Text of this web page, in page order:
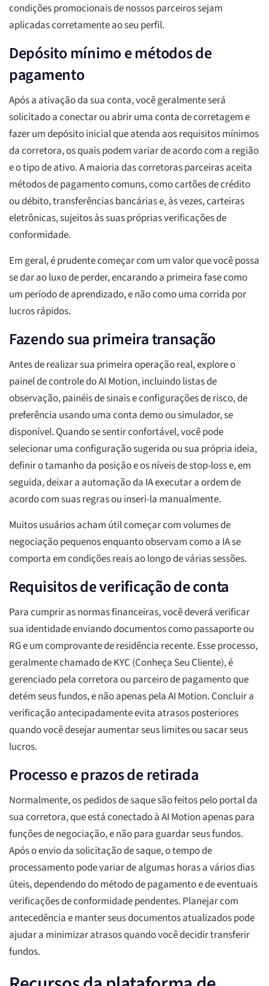
condições promocionais de nossos parceiros sejam
aplicadas corretamente ao seu perfil.
Depósito mínimo e métodos de
pagamento
Após a ativação da sua conta, você geralmente será
solicitado a conectar ou abrir uma conta de corretagem e
fazer um depósito inicial que atenda aos requisitos mínimos
da corretora, os quais podem variar de acordo com a região
e o tipo de ativo. A maioria das corretoras parceiras aceita
métodos de pagamento comuns, como cartões de crédito
ou débito, transferências bancárias e, às vezes, carteiras
eletrônicas, sujeitos às suas próprias verificações de
conformidade.
Em geral, é prudente começar com um valor que você possa
se dar ao luxo de perder, encarando a primeira fase como
um período de aprendizado, e não como uma corrida por
lucros rápidos.
Fazendo sua primeira transação
Antes de realizar sua primeira operação real, explore o
painel de controle do AI Motion, incluindo listas de
observação, painéis de sinais e configurações de risco, de
preferência usando uma conta demo ou simulador, se
disponível. Quando se sentir confortável, você pode
selecionar uma configuração sugerida ou sua própria ideia,
definir o tamanho da posição e os níveis de stop-loss e, em
seguida, deixar a automação da IA executar a ordem de
acordo com suas regras ou inseri-la manualmente.
Muitos usuários acham útil começar com volumes de
negociação pequenos enquanto observam como a IA se
comporta em condições reais ao longo de várias sessões.
Requisitos de verificação de conta
Para cumprir as normas financeiras, você deverá verificar
sua identidade enviando documentos como passaporte ou
RG e um comprovante de residência recente. Esse processo,
geralmente chamado de KYC (Conheça Seu Cliente), é
gerenciado pela corretora ou parceiro de pagamento que
detém seus fundos, e não apenas pela AI Motion. Concluir a
verificação antecipadamente evita atrasos posteriores
quando você desejar aumentar seus limites ou sacar seus
lucros.
Processo e prazos de retirada
Normalmente, os pedidos de saque são feitos pelo portal da
sua corretora, que está conectado à AI Motion apenas para
funções de negociação, e não para guardar seus fundos.
Após o envio da solicitação de saque, o tempo de
processamento pode variar de algumas horas a vários dias
úteis, dependendo do método de pagamento e de eventuais
verificações de conformidade pendentes. Planejar com
antecedência e manter seus documentos atualizados pode
ajudar a minimizar atrasos quando você decidir transferir
fundos.